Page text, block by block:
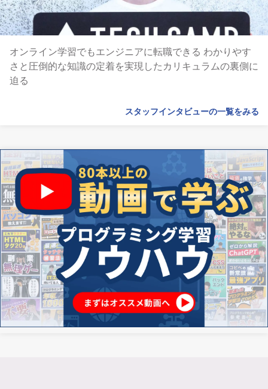
オンライン学習でもエンジニアに転職できる わかりやす
さと圧倒的な知識の定着を実現したカリキュラムの裏側に
迫る
スタッフインタビューの一覧をみる